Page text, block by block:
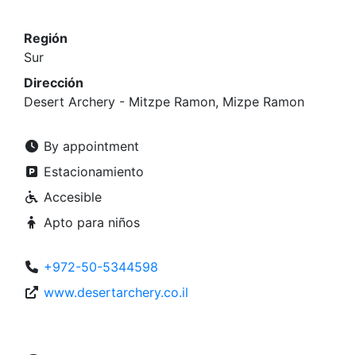
Región
Sur
Dirección
Desert Archery - Mitzpe Ramon, Mizpe Ramon
By appointment
Estacionamiento
Accesible
Apto para niños
+972-50-5344598
www.desertarchery.co.il